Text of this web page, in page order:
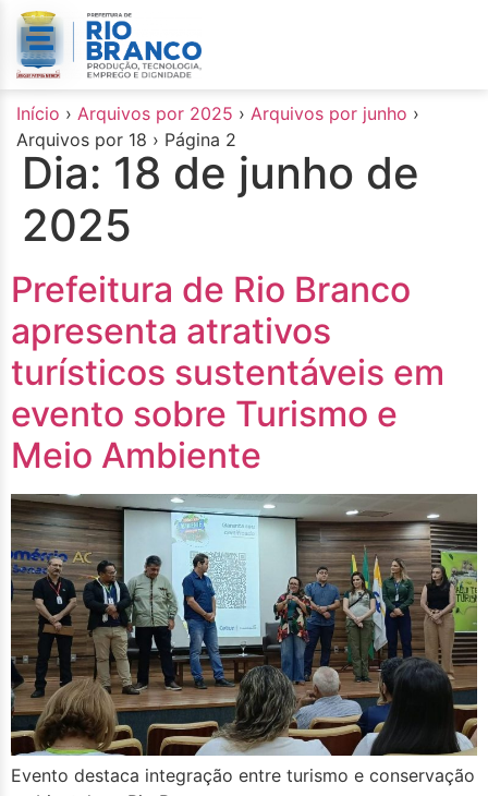
conteúdo
Início › Arquivos por 2025 › Arquivos por junho ›
Arquivos por 18 › Página 2
Dia: 18 de junho de
2025
Prefeitura de Rio Branco
apresenta atrativos
turísticos sustentáveis em
evento sobre Turismo e
Meio Ambiente
Evento destaca integração entre turismo e conservação